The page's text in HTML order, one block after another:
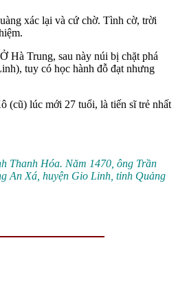
xác lại và cứ chờ. Tình cờ, trời
Hà Trung, sau này núi bị chặt phá
tuy có học hành đỗ đạt nhưng
(cũ) lúc mới 27 tuổi, là tiến sĩ trẻ nhất
Thanh Hóa. Năm 1470, ông Trần
An Xá, huyện Gio Linh, tỉnh Quảng